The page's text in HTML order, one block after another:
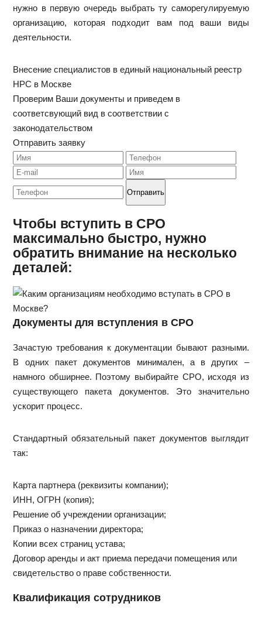
нужно в первую очередь выбрать ту саморегулируемую
организацию, которая подходит вам под ваши виды
деятельности.
Внесение специалистов в единый национальный реестр
НРС в Москве
Проверим Ваши документы и приведем в
соответсвующий вид в соответствии с
законодательством
Отправить заявку
Чтобы вступить в СРО
максимально быстро, нужно
обратить внимание на несколько
деталей:
Документы для вступления в СРО
Зачастую требования к документации бывают разными.
В одних пакет документов минимален, а в других –
намного обширнее. Поэтому выбирайте СРО, исходя из
существующего пакета документов. Это значительно
ускорит процесс.
Стандартный обязательный пакет документов выглядит
так:
Карта партнера (реквизиты компании);
ИНН, ОГРН (копия);
Решение об учреждении организации;
Приказ о назначении директора;
Копии всех страниц устава;
Договор аренды и акт приема передачи помещения или
свидетельство о праве собственности.
Квалификация сотрудников